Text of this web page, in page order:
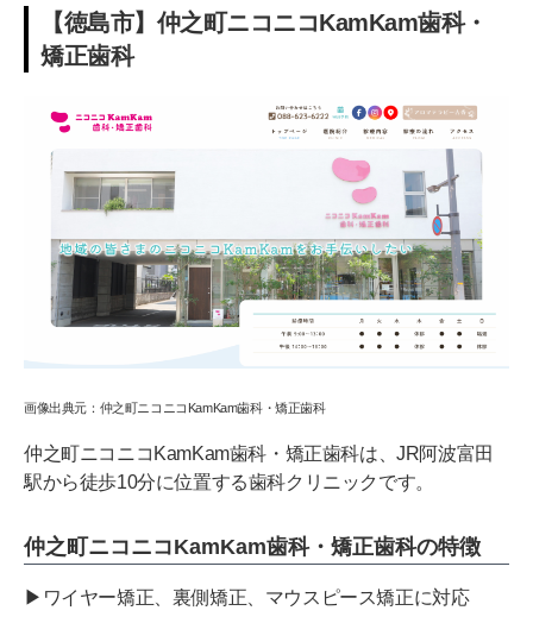
【徳島市】仲之町ニコニコKamKam歯科・
矯正歯科
画像出典元：仲之町ニコニコKamKam歯科・矯正歯科
仲之町ニコニコKamKam歯科・矯正歯科は、JR阿波富田
駅から徒歩10分に位置する歯科クリニックです。
仲之町ニコニコKamKam歯科・矯正歯科の特徴
▶ワイヤー矯正、裏側矯正、マウスピース矯正に対応